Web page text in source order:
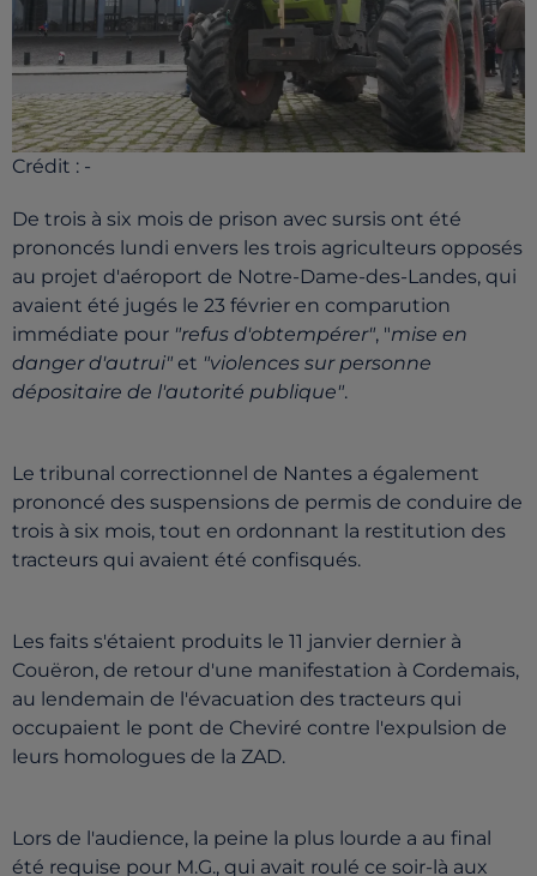
Crédit : -
De trois à six mois de prison avec sursis ont été
prononcés lundi envers les trois agriculteurs opposés
au projet d'aéroport de Notre-Dame-des-Landes, qui
avaient été jugés le 23 février en comparution
immédiate pour "refus d'obtempérer", "mise en
danger d'autrui" et "violences sur personne
dépositaire de l'autorité publique".
Le tribunal correctionnel de Nantes a également
prononcé des suspensions de permis de conduire de
trois à six mois, tout en ordonnant la restitution des
tracteurs qui avaient été confisqués.
Les faits s'étaient produits le 11 janvier dernier à
Couëron, de retour d'une manifestation à Cordemais,
au lendemain de l'évacuation des tracteurs qui
occupaient le pont de Cheviré contre l'expulsion de
leurs homologues de la ZAD.
Lors de l'audience, la peine la plus lourde a au final
été requise pour M.G., qui avait roulé ce soir-là aux